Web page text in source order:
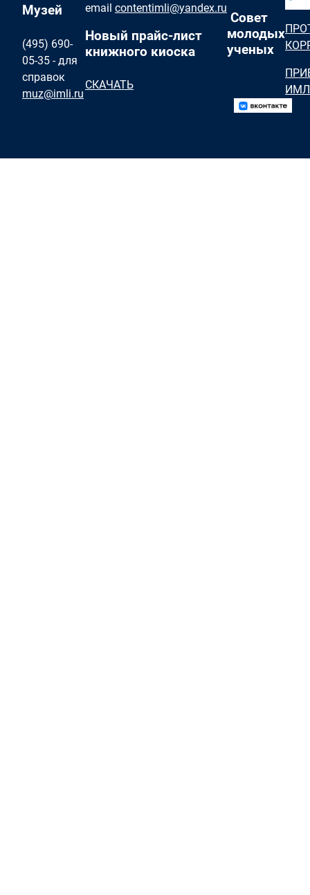
Музей
(495) 690-
05-35 - для
справок
muz@imli.ru
email contentimli@yandex.ru
Новый прайс-лист
книжного киоска
СКАЧАТЬ
Совет
молодых
ученых